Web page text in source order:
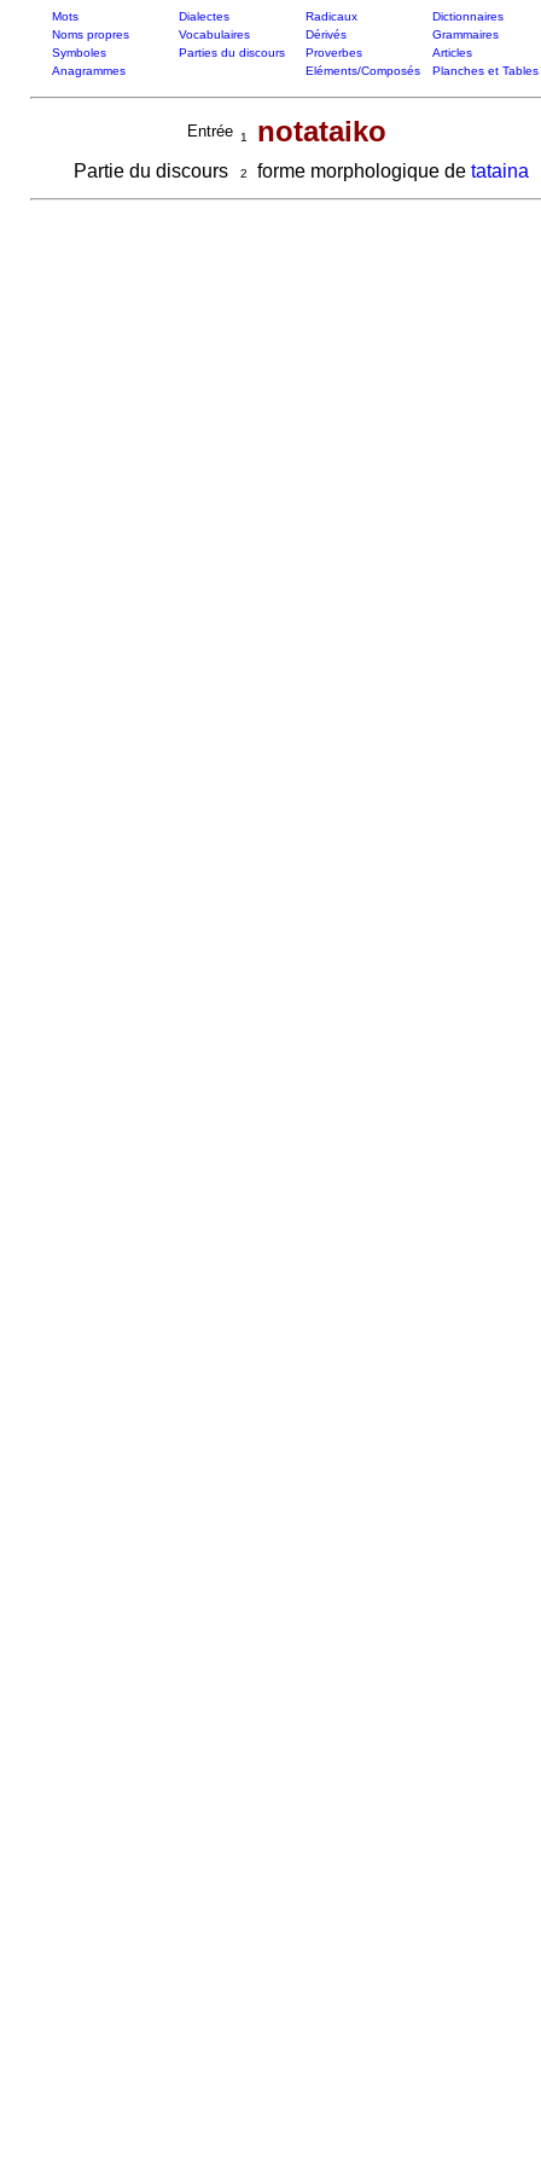
Mots Dialectes Radicaux
Dictionnaires
Noms propres
Vocabulaires Dérivés
Grammaires
Symboles
Parties du discours Proverbes
Articles
Anagrammes
Eléments/Composés Planches et Tables
Entrée 1 notataiko
Partie du discours 2 forme morphologique de tataina